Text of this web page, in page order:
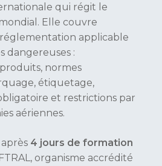
qui régit le
Elle couvre
réglementation applicable
dangereuses :
normes
étiquetage,
et restrictions par
aériennes.
4 jours de formation
organisme accrédité